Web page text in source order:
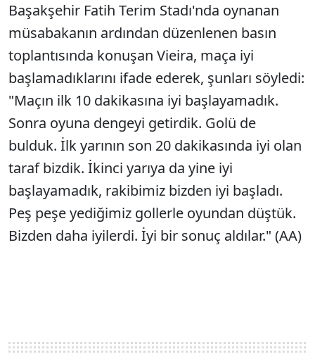
Başakşehir Fatih Terim Stadı'nda oynanan
müsabakanın ardından düzenlenen basın
toplantısında konuşan Vieira, maça iyi
başlamadıklarını ifade ederek, şunları söyledi:
"Maçın ilk 10 dakikasına iyi başlayamadık.
Sonra oyuna dengeyi getirdik. Golü de
bulduk. İlk yarının son 20 dakikasında iyi olan
taraf bizdik. İkinci yarıya da yine iyi
başlayamadık, rakibimiz bizden iyi başladı.
Peş peşe yediğimiz gollerle oyundan düştük.
Bizden daha iyilerdi. İyi bir sonuç aldılar." (AA)